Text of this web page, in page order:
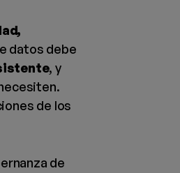
datos debe
, y
de los
de